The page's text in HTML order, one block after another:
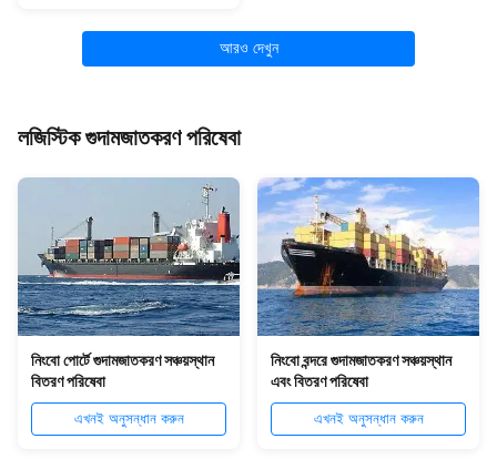
আরও দেখুন
লজিস্টিক গুদামজাতকরণ পরিষেবা
নিংবো পোর্টে গুদামজাতকরণ সঞ্চয়স্থান
বিতরণ পরিষেবা
এখনই অনুসন্ধান করুন
নিংবো বন্দরে গুদামজাতকরণ সঞ্চয়স্থান
এবং বিতরণ পরিষেবা
এখনই অনুসন্ধান করুন